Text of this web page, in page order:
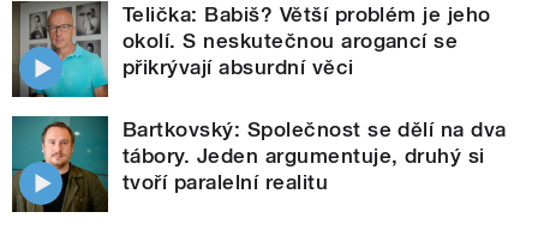
Telička: Babiš? Větší problém je jeho
okolí. S neskutečnou arogancí se
přikrývají absurdní věci
Bartkovský: Společnost se dělí na dva
tábory. Jeden argumentuje, druhý si
tvoří paralelní realitu